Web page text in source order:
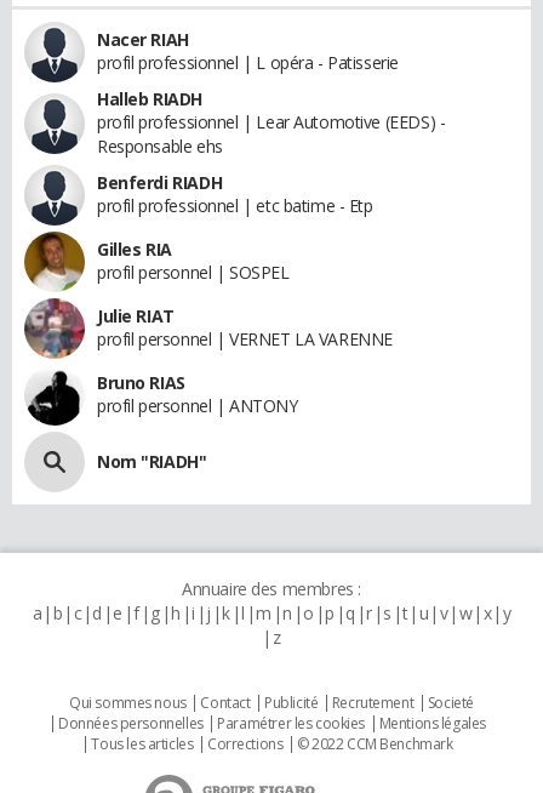
Nacer RIAH
profil professionnel | L opéra - Patisserie
Halleb RIADH
profil professionnel | Lear Automotive (EEDS) -
Responsable ehs
Benferdi RIADH
profil professionnel | etc batime - Etp
Gilles RIA
profil personnel | SOSPEL
Julie RIAT
profil personnel | VERNET LA VARENNE
Bruno RIAS
profil personnel | ANTONY
Nom "RIADH"
Annuaire des membres :
a b c d e f g h i j k l m n o p q r s t u v w x y
z
Qui sommes nous Contact Publicité Recrutement
Societé
Données personnelles
Paramétrer les cookies
Mentions légales
Tous les articles
Corrections © 2022 CCM Benchmark